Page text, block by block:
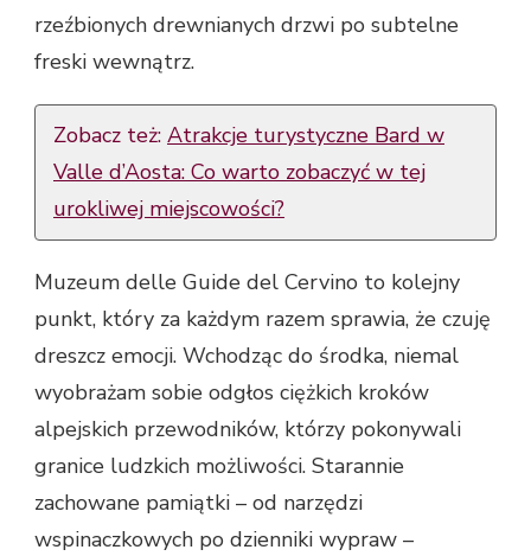
rzeźbionych drewnianych drzwi po subtelne
freski wewnątrz.
Zobacz też: Atrakcje turystyczne Bard w
Valle d’Aosta: Co warto zobaczyć w tej
urokliwej miejscowości?
Muzeum delle Guide del Cervino to kolejny
punkt, który za każdym razem sprawia, że czuję
dreszcz emocji. Wchodząc do środka, niemal
wyobrażam sobie odgłos ciężkich kroków
alpejskich przewodników, którzy pokonywali
granice ludzkich możliwości. Starannie
zachowane pamiątki – od narzędzi
wspinaczkowych po dzienniki wypraw –